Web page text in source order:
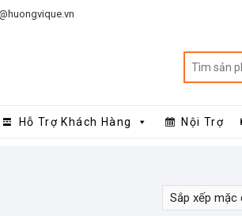
Hỗ Trợ Khách Hàng Nội Trợ